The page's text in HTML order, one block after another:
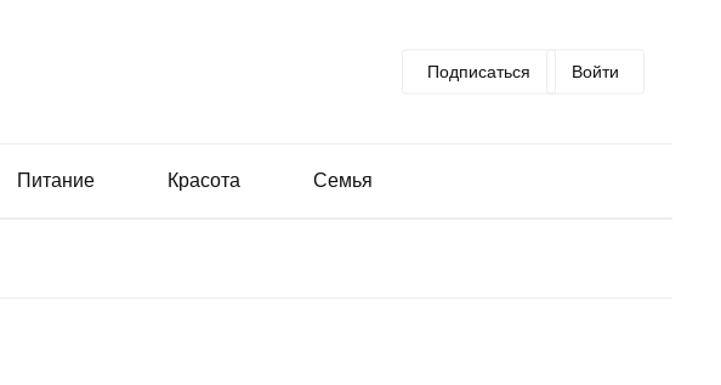
Подписаться Войти
Питание Красота Семья